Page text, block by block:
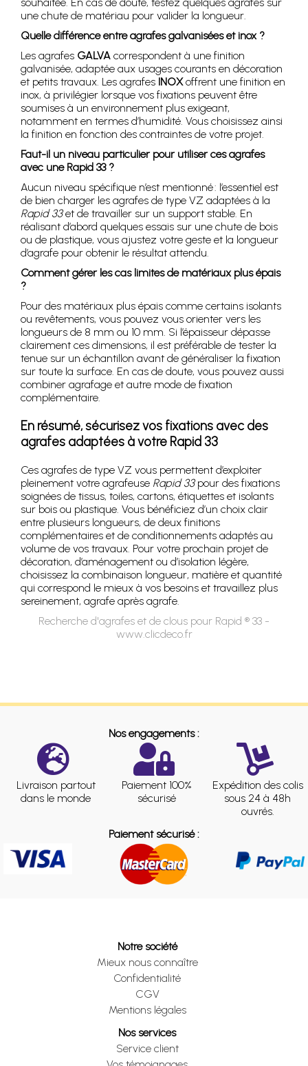
une chute de matériau pour valider la longueur.
Quelle différence entre agrafes galvanisées et inox ?
Les agrafes GALVA correspondent à une finition
galvanisée, adaptée aux usages courants en décoration
et petits travaux. Les agrafes INOXoffrent une finition en
inox, à privilégier lorsque vos fixations peuvent être
soumises à un environnement plus exigeant,
notamment en termes d’humidité. Vous choisissez ainsi
la finition en fonction des contraintes de votre projet.
Faut-il un niveau particulier pour utiliser ces agrafes
avec une Rapid 33 ?
Aucun niveau spécifique n’est mentionné : l’essentiel est
de bien charger les agrafes de type VZ adaptées à la
Rapid 33et de travailler sur un support stable. En
réalisant d’abord quelques essais sur une chute de bois
ou de plastique, vous ajustez votre geste et la longueur
d’agrafe pour obtenir le résultat attendu.
Comment gérer les cas limites de matériaux plus épais
?
Pour des matériaux plus épais comme certains isolants
ou revêtements, vous pouvez vous orienter vers les
longueurs de 8 mm ou 10 mm. Si l’épaisseur dépasse
clairement ces dimensions, il est préférable de tester la
tenue sur un échantillon avant de généraliser la fixation
sur toute la surface. En cas de doute, vous pouvez aussi
combiner agrafage et autre mode de fixation
complémentaire.
En résumé, sécurisez vos fixations avec des
agrafes adaptées à votre Rapid 33
Ces agrafes de type VZ vous permettent d’exploiter
pleinement votre agrafeuse Rapid 33pour des fixations
soignées de tissus, toiles, cartons, étiquettes et isolants
sur bois ou plastique. Vous bénéficiez d’un choix clair
entre plusieurs longueurs, de deux finitions
complémentaires et de conditionnements adaptés au
volume de vos travaux. Pour votre prochain projet de
décoration, d’aménagement ou d’isolation légère,
choisissez la combinaison longueur, matière et quantité
qui correspond le mieux à vos besoins et travaillez plus
sereinement, agrafe après agrafe.
Recherche d'agrafes et de clous pour Rapid ® 33 -
www.clicdeco.fr
Nos engagements :
Livraison partout
dans le monde
Paiement 100%
sécurisé
Expédition des colis
sous 24 à 48h
ouvrés.
Paiement sécurisé :
Notre société
Mieux nous connaître
Confidentialité
CGV
Mentions légales
Nos services
Service client